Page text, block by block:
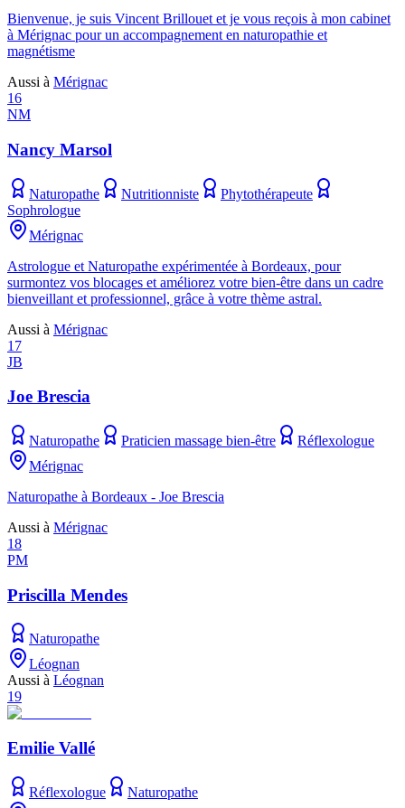
Bienvenue, je suis Vincent Brillouet et je vous reçois à mon cabinet
à Mérignac pour un accompagnement en naturopathie et
magnétisme
Aussi à Mérignac
16
NM
Nancy Marsol
Naturopathe Nutritionniste
Phytothérapeute
Sophrologue
Mérignac
Astrologue et Naturopathe expérimentée à Bordeaux, pour
surmontez vos blocages et améliorez votre bien-être dans un cadre
bienveillant et professionnel, grâce à votre thème astral.
Aussi à Mérignac
17
JB
Joe Brescia
Naturopathe Praticien massage bien-être
Réflexologue
Mérignac
Naturopathe à Bordeaux - Joe Brescia
Aussi à Mérignac
18
PM
Priscilla Mendes
Naturopathe
Léognan
Aussi à Léognan
19
Emilie Vallé
Réflexologue
Naturopathe